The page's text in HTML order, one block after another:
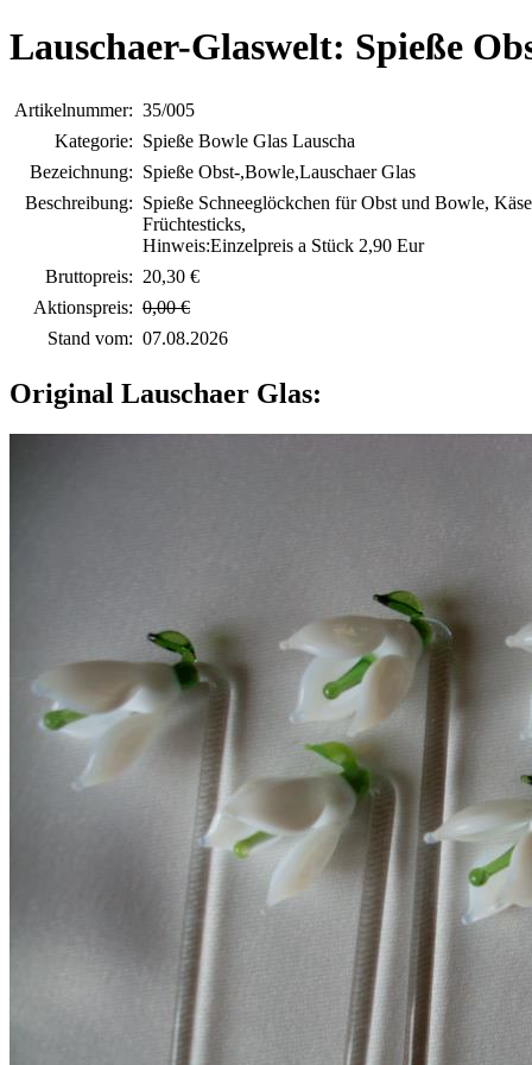
Lauschaer-Glaswelt: Spieße
Artikelnummer: 35/005
Kategorie: Spieße Bowle Glas Lauscha
Bezeichnung: Spieße Obst-,Bowle,Lauschaer Glas
Beschreibung: Spieße Schneeglöckchen für Obst und Bowle,
Früchtesticks,
Hinweis:Einzelpreis a Stück 2,90 Eur
Bruttopreis: 20,30 €
Aktionspreis: 0,00 €
Stand vom: 07.08.2026
Original Lauschaer Glas: